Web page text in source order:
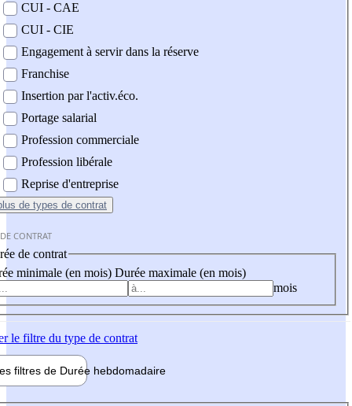
CUI - CAE
CUI - CIE
Engagement à servir dans la réserve
Franchise
Insertion par l'activ.éco.
Portage salarial
Profession commerciale
Profession libérale
Reprise d'entreprise
de types de contrat
CONTRAT
de contrat
minimale (en mois) Durée maximale (en mois)
mois
le filtre du type de contrat
filtres de Durée hebdomadaire